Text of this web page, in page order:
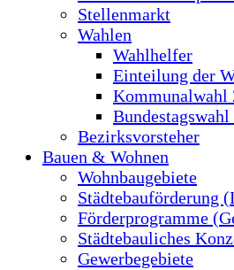
Stellenmarkt
Wahlen
Wahlhelfer
Einteilung der
Kommunalwahl
Bundestagswahl
Bezirksvorsteher
Bauen & Wohnen
Wohnbaugebiete
Städtebauförderung
Förderprogramme
Städtebauliches
Gewerbegebiete